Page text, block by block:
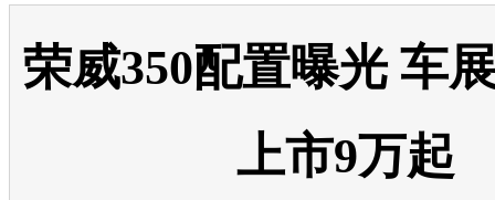
荣威350配置曝光 车
上市9万起